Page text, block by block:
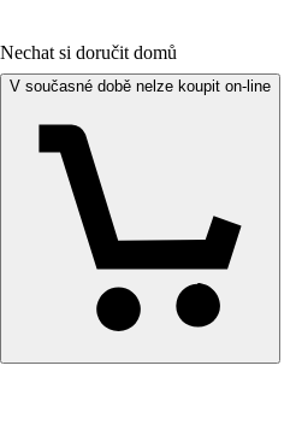
Nechat si doručit domů
V současné době nelze koupit on-line